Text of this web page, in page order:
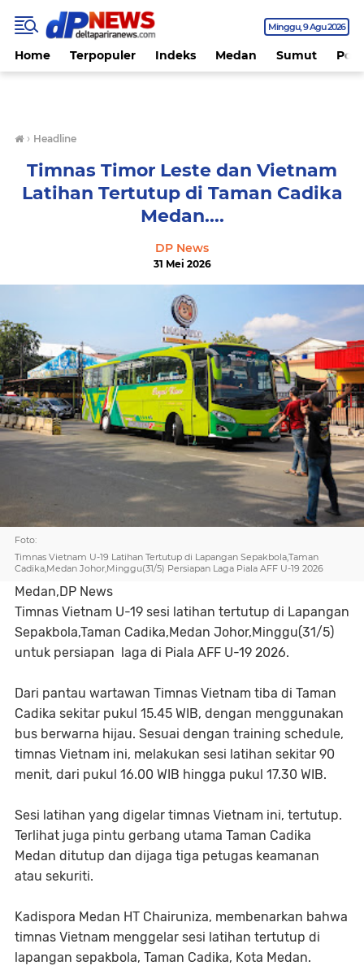
Minggu 9 Agu 2026
Home Terpopuler Indeks Medan Sumut
› Headline
Timnas Timor Leste dan Vietnam
Latihan Tertutup di Taman Cadika
Medan....
DP News
31 Mei 2026
Foto:
Timnas Vietnam U-19 Latihan Tertutup di Lapangan Sepakbola,Taman
Cadika,Medan Johor,Minggu(31/5) Persiapan Laga Piala AFF U-19 2026
Medan,DP News
Timnas Vietnam U-19 sesi latihan tertutup di Lapangan
Sepakbola,Taman Cadika,Medan Johor,Minggu(31/5)
untuk persiapan laga di Piala AFF U-19 2026.
Dari pantau wartawan Timnas Vietnam tiba di Taman
Cadika sekitar pukul 15.45 WIB, dengan menggunakan
bus berwarna hijau. Sesuai dengan training schedule,
timnas Vietnam ini, melakukan sesi latihan sekitar 90
menit, dari pukul 16.00 WIB hingga pukul 17.30 WIB.
Sesi latihan yang digelar timnas Vietnam ini, tertutup.
Terlihat juga pintu gerbang utama Taman Cadika
Medan ditutup dan dijaga tiga petugas keamanan
atau sekuriti.
Kadispora Medan HT Chairuniza, membenarkan bahwa
timnas Vietnam menggelar sesi latihan tertutup di
lapangan sepakbola, Taman Cadika, Kota Medan.